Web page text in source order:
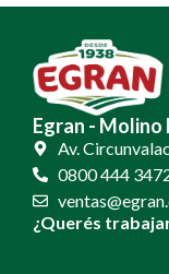
Egran - Molino
Av.
0800 444
¿Querés